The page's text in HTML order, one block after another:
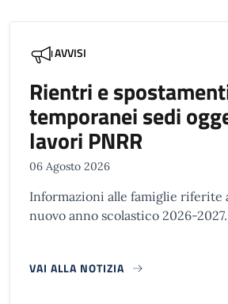
AVVISI
Rientri e
temporanei sedi
lavori PNRR
06 Agosto 2026
Informazioni alle famiglie riferite
nuovo anno scolastico 2026-2027.
VAI ALLA NOTIZIA